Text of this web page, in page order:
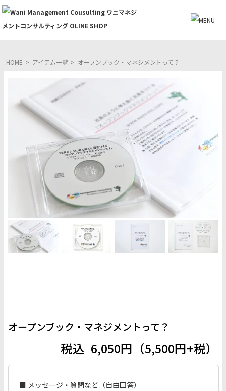
HOME > アイテム一覧 > オープンブック・マネジメントって？
オープンブック・マネジメントって？
税込 6,050円（5,500円+税）
■ メッセージ・質問など（自由回答）